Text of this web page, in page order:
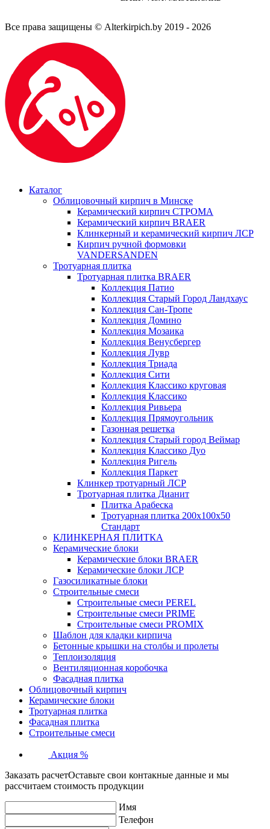
Все права защищены © Alterkirpich.by 2019 - 2026
Каталог
Облицовочный кирпич в Минске
Керамический кирпич СТРОМА
Керамический кирпич BRAER
Клинкерный и керамический кирпич ЛСР
Кирпич ручной формовки
VANDERSANDEN
Тротуарная плитка
Тротуарная плитка BRAER
Коллекция Патио
Коллекция Старый Город Ландхаус
Коллекция Сан-Тропе
Коллекция Домино
Коллекция Мозаика
Коллекция Венусбергер
Коллекция Лувр
Коллекция Триада
Коллекция Сити
Коллекция Классико круговая
Коллекция Классико
Коллекция Ривьера
Коллекция Прямоугольник
Газонная решетка
Коллекция Старый город Веймар
Коллекция Классико Дуо
Коллекция Ригель
Коллекция Паркет
Клинкер тротуарный ЛСР
Тротуарная плитка Дианит
Плитка Арабеска
Тротуарная плитка 200х100х50
Стандарт
КЛИНКЕРНАЯ ПЛИТКА
Керамические блоки
Керамические блоки BRAER
Керамические блоки ЛСР
Газосиликатные блоки
Строительные смеси
Строительные смеси PEREL
Строительные смеси PRIME
Строительные смеси PROMIX
Шаблон для кладки кирпича
Бетонные крышки на столбы и пролеты
Теплоизоляция
Вентиляционная коробочка
Фасадная плитка
Облицовочный кирпич
Керамические блоки
Тротуарная плитка
Фасадная плитка
Строительные смеси
Акция %
Заказать расчетОставьте свои контакные данные и мы
рассчитаем стоимость продукции
Имя
Телефон